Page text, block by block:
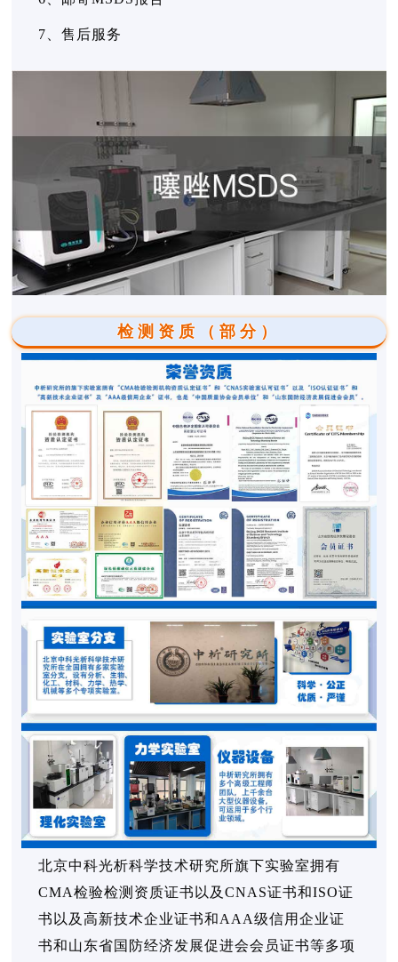
7、售后服务
检测资质（部分）
北京中科光析科学技术研究所旗下实验室拥有
CMA检验检测资质证书以及CNAS证书和ISO证
书以及高新技术企业证书和AAA级信用企业证
书和山东省国防经济发展促进会会员证书等多项